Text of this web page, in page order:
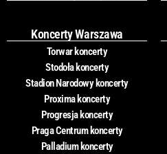
Koncerty Warszawa
Torwar koncerty
Stodoła koncerty
Stadion Narodowy koncerty
Proxima koncerty
Progresja koncerty
Praga Centrum koncerty
Palladium koncerty